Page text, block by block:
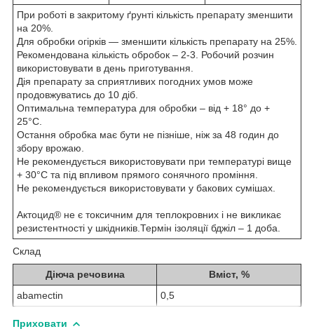
При роботі в закритому ґрунті кількість препарату зменшити
на 20%.
Для обробки огірків — зменшити кількість препарату на 25%.
Рекомендована кількість обробок – 2-3. Робочий розчин
використовувати в день приготування.
Дія препарату за сприятливих погодних умов може
продовжуватись до 10 діб.
Оптимальна температура для обробки – від + 18° до +
25°С.
Остання обробка має бути не пізніше, ніж за 48 годин до
збору врожаю.
Не рекомендується використовувати при температурі вище
+ 30°С та під впливом прямого сонячного проміння.
Не рекомендується використовувати у бакових сумішах.
Актоцид® не є токсичним для теплокровних і не викликає
резистентності у шкідників.Термін ізоляції бджіл – 1 доба.
Склад
Діюча речовина
Вміст, %
abamectin
0,5
Приховати